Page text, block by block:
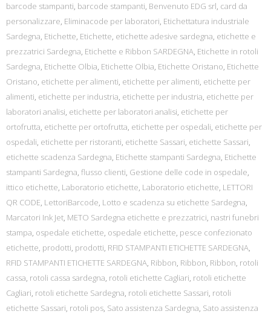
barcode stampanti, barcode stampanti, Benvenuto EDG srl, card da
personalizzare, Eliminacode per laboratori, Etichettatura industriale
Sardegna, Etichette, Etichette, etichette adesive sardegna, etichette e
prezzatrici Sardegna, Etichette e Ribbon SARDEGNA, Etichette in rotoli
Sardegna, Etichette Olbia, Etichette Olbia, Etichette Oristano, Etichette
Oristano, etichette per alimenti, etichette per alimenti, etichette per
alimenti, etichette per industria, etichette per industria, etichette per
laboratori analisi, etichette per laboratori analisi, etichette per
ortofrutta, etichette per ortofrutta, etichette per ospedali, etichette per
ospedali, etichette per ristoranti, etichette Sassari, etichette Sassari,
etichette scadenza Sardegna, Etichette stampanti Sardegna, Etichette
stampanti Sardegna, flusso clienti, Gestione delle code in ospedale,
ittico etichette, Laboratorio etichette, Laboratorio etichette, LETTORI
QR CODE, LettoriBarcode, Lotto e scadenza su etichette Sardegna,
Marcatori Ink Jet, METO Sardegna etichette e prezzatrici, nastri funebri
stampa, ospedale etichette, ospedale etichette, pesce confezionato
etichette, prodotti, prodotti, RFID STAMPANTI ETICHETTE SARDEGNA,
RFID STAMPANTI ETICHETTE SARDEGNA, Ribbon, Ribbon, Ribbon, rotoli
cassa, rotoli cassa sardegna, rotoli etichette Cagliari, rotoli etichette
Cagliari, rotoli etichette Sardegna, rotoli etichette Sassari, rotoli
etichette Sassari, rotoli pos, Sato assistenza Sardegna, Sato assistenza